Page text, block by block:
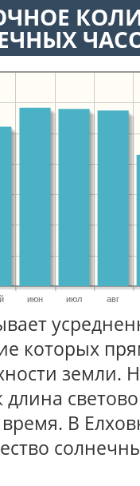
июн июл авг
которых
земли.
В